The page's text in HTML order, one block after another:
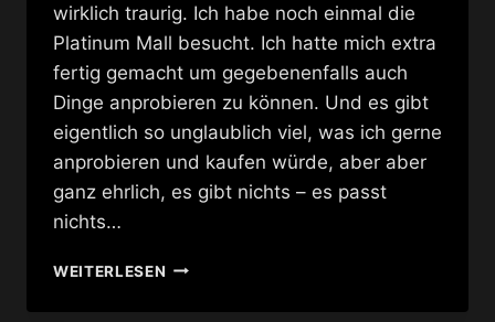
wirklich traurig. Ich habe noch einmal die
Platinum Mall besucht. Ich hatte mich extra
fertig gemacht um gegebenenfalls auch
Dinge anprobieren zu können. Und es gibt
eigentlich so unglaublich viel, was ich gerne
anprobieren und kaufen würde, aber aber
ganz ehrlich, es gibt nichts – es passt
nichts…
WEITERLESENPLATINUM
MALL